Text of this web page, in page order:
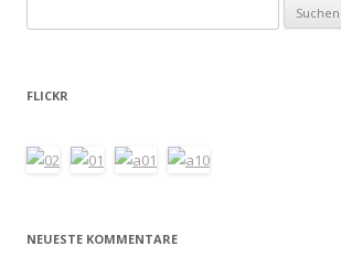
nach:
FLICKR
NEUESTE KOMMENTARE